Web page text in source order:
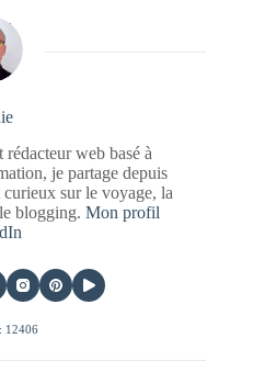
web basé à
je partage depuis
sur le voyage, la
blogging. Mon profil
12406